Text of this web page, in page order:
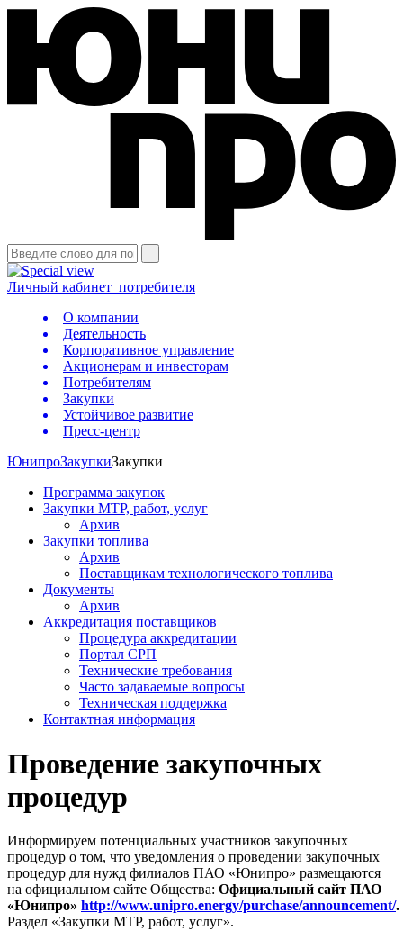
Личный кабинет потребителя
О компании
Деятельность
Корпоративное управление
Акционерам и инвесторам
Потребителям
Закупки
Устойчивое развитие
Пресс-центр
ЮнипроЗакупкиЗакупки
Программа закупок
Закупки МТР, работ, услуг
Архив
Закупки топлива
Архив
Поставщикам технологического топлива
Документы
Архив
Аккредитация поставщиков
Процедура аккредитации
Портал СРП
Технические требования
Часто задаваемые вопросы
Техническая поддержка
Контактная информация
Проведение закупочных
процедур
Информируем потенциальных участников закупочных
процедур о том, что уведомления о проведении закупочных
процедур для нужд филиалов ПАО «Юнипро» размещаются
на официальном сайте Общества: Официальный сайт ПАО
«Юнипро» http://www.unipro.energy/purchase/announcement/.
Раздел «Закупки МТР, работ, услуг».